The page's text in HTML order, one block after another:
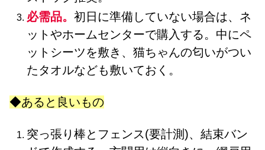
必需品。初日に準備していない場合は、ネ
ットやホームセンターで購入する。中にペ
ットシーツを敷き、猫ちゃんの匂いがつい
たタオルなども敷いておく。
◆あると良いもの
突っ張り棒とフェンス(要計測)、結束バン